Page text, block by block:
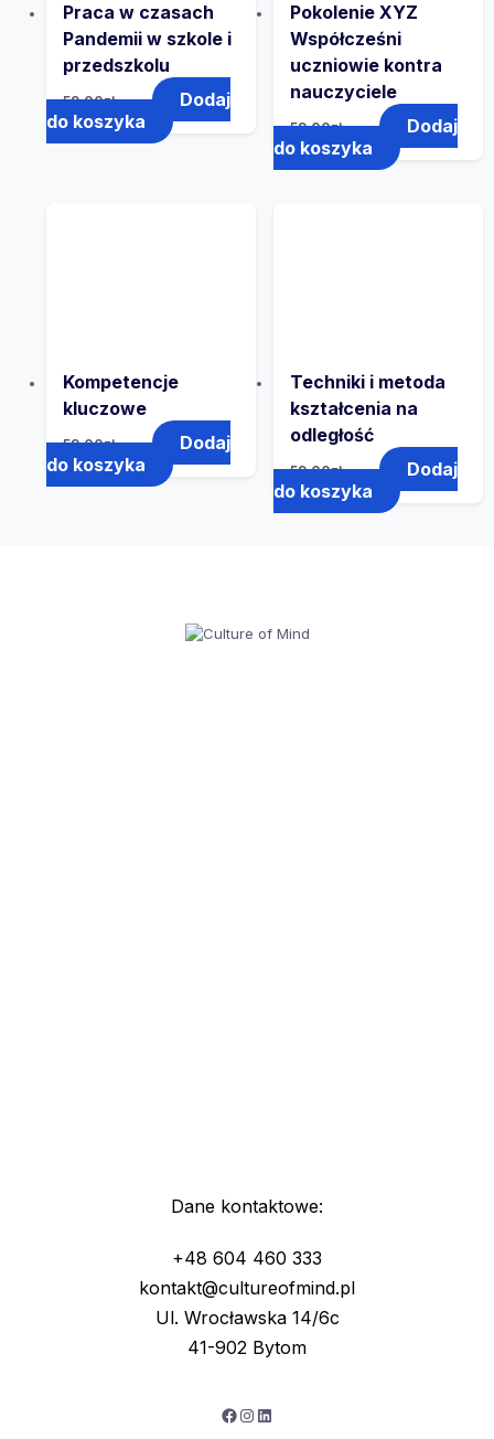
Praca w czasach
Pandemii w szkole i
przedszkolu
59.00zł
Dodaj
do koszyka
Pokolenie XYZ
Współcześni
uczniowie kontra
nauczyciele
59.00zł
Dodaj
do koszyka
Kompetencje
kluczowe
59.00zł
Dodaj
do koszyka
Techniki i metoda
kształcenia na
odległość
59.00zł
Dodaj
do koszyka
Dane kontaktowe:
+48 604 460 333
kontakt@cultureofmind.pl
Ul. Wrocławska 14/6c
41-902 Bytom
Facebook
Instagram
LinkedIn